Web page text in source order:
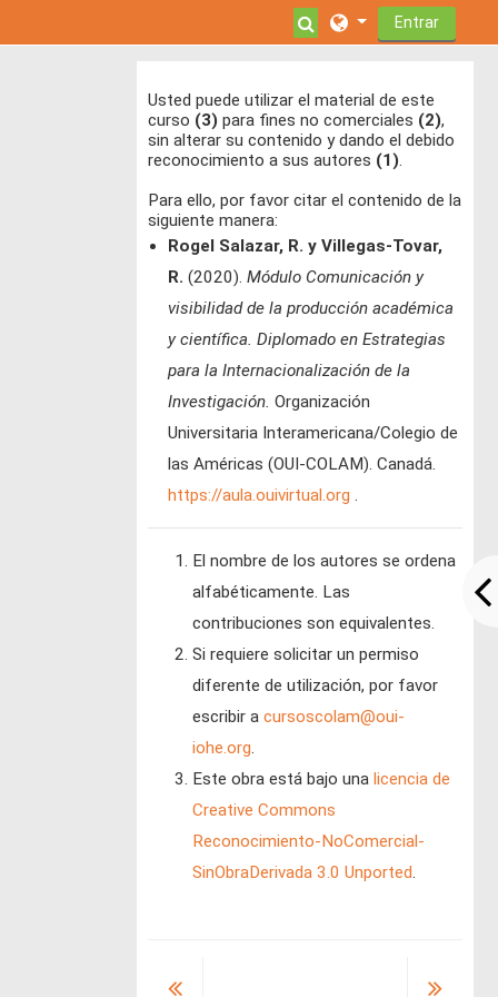
Selector de
Entrar
Usted puede utilizar el material de este
curso (3) para fines no comerciales (2),
sin alterar su contenido y dando el debido
reconocimiento a sus autores (1).
Para ello, por favor citar el contenido de la
siguiente manera:
Rogel Salazar, R. y Villegas-Tovar,
R. (2020).Módulo Comunicación y
visibilidad de la producción académica
y científica. Diplomado en Estrategias
para la Internacionalización de la
Investigación. Organización
Universitaria Interamericana/Colegio de
las Américas (OUI-COLAM). Canadá.
https://aula.ouivirtual.org .
El nombre de los autores se ordena
alfabéticamente. Las
contribuciones son equivalentes.
Si requiere solicitar un permiso
diferente de utilización, por favor
escribir acursoscolam@oui-
iohe.org.
Este obra está bajo una licencia de
Creative Commons
Reconocimiento-NoComercial-
SinObraDerivada 3.0 Unported.